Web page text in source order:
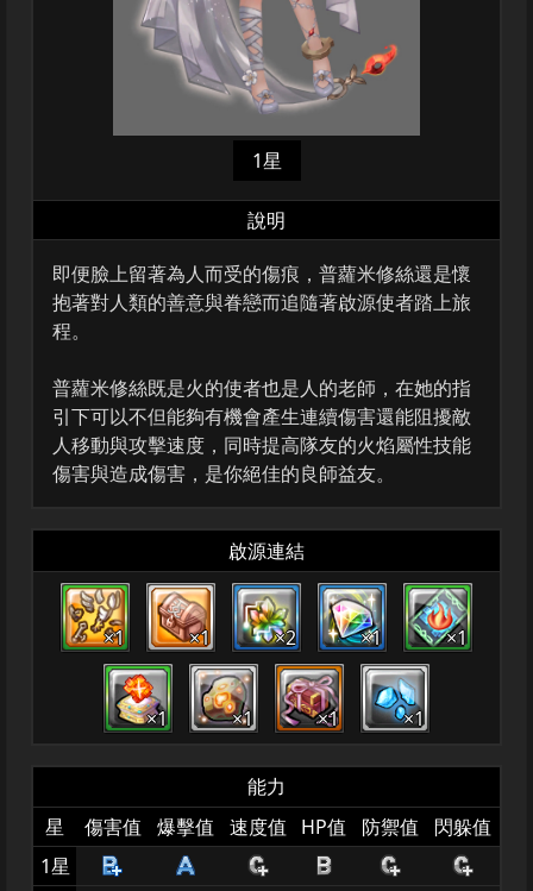
1星
說明
即便臉上留著為人而受的傷痕，普蘿米修絲還是懷
抱著對人類的善意與眷戀而追隨著啟源使者踏上旅
程。
普蘿米修絲既是火的使者也是人的老師，在她的指
引下可以不但能夠有機會產生連續傷害還能阻擾敵
人移動與攻擊速度，同時提高隊友的火焰屬性技能
傷害與造成傷害，是你絕佳的良師益友。
啟源連結
×1 ×1 ×2 ×1 ×1
×1 ×1 ×1 ×1
能力
星
傷害值 爆擊值 速度值 HP值 防禦值
閃躲值
1星